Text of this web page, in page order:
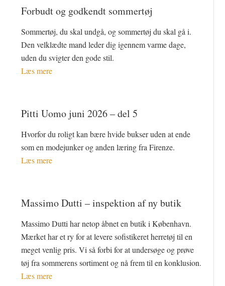
Forbudt og godkendt sommertøj
Sommertøj, du skal undgå, og sommertøj du skal gå i.
Den velklædte mand leder dig igennem varme dage,
uden du svigter den gode stil.
Læs mere
Pitti Uomo juni 2026 – del 5
Hvorfor du roligt kan bære hvide bukser uden at ende
som en modejunker og anden læring fra Firenze.
Læs mere
Massimo Dutti – inspektion af ny butik
Massimo Dutti har netop åbnet en butik i København.
Mærket har et ry for at levere sofistikeret herretøj til en
meget venlig pris. Vi så forbi for at undersøge og prøve
tøj fra sommerens sortiment og nå frem til en konklusion.
Læs mere